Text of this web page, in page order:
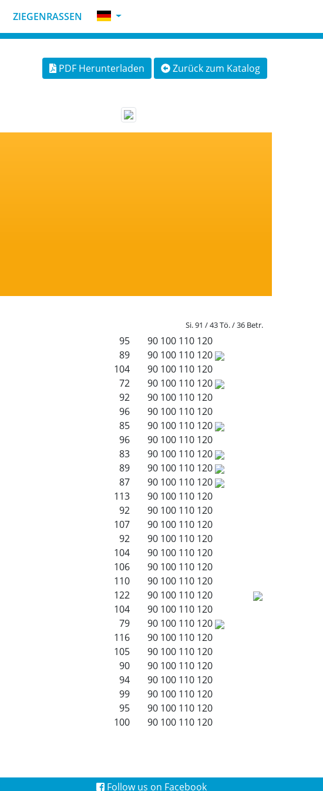
ZIEGENRASSEN
PDF Herunterladen Zurück zum Katalog
Si. 91 / 43 Tö. / 36 Betr.
95 90 100 110 120
89 90 100 110 120
104 90 100 110 120
72 90 100 110 120
92 90 100 110 120
96 90 100 110 120
85 90 100 110 120
96 90 100 110 120
83 90 100 110 120
89 90 100 110 120
87 90 100 110 120
113 90 100 110 120
92 90 100 110 120
107 90 100 110 120
92 90 100 110 120
104 90 100 110 120
106 90 100 110 120
110 90 100 110 120
122 90 100 110 120
104 90 100 110 120
79 90 100 110 120
116 90 100 110 120
105 90 100 110 120
90 90 100 110 120
94 90 100 110 120
99 90 100 110 120
95 90 100 110 120
100 90 100 110 120
Follow us on Facebook